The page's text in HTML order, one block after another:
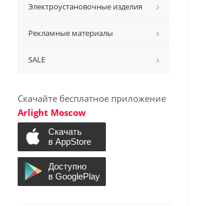
Электроустановочные изделия
Рекламные материалы
SALE
Скачайте бесплатное приложение
Arlight Moscow